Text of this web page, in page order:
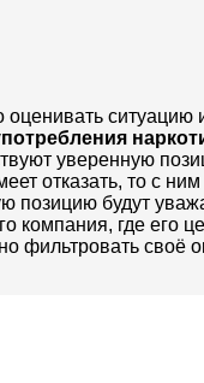
оценивать
уверенную
отказать, то с
позицию будут
компания, где его
фильтровать своё